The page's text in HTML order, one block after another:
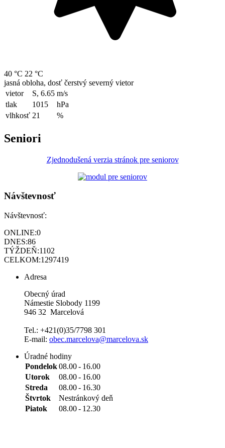
40 °C 22 °C
jasná obloha, dosť čerstvý severný vietor
vietor
S, 6.65 m/s
tlak
1015
hPa
vlhkosť 21 %
Seniori
Zjednodušená verzia stránok pre seniorov
Návštevnosť
Návštevnosť:
ONLINE:0
DNES:86
TÝŽDEŇ:1102
CELKOM:1297419
Adresa
Obecný úrad
Námestie Slobody 1199
946 32 Marcelová
Tel.: +421(0)35/7798 301
E-mail: obec.marcelova@marcelova.sk
Úradné hodiny
Pondelok08.00- 16.00
Utorok
08.00- 16.00
Streda
08.00- 16.30
Štvrtok
Nestránkový deň
Piatok
08.00- 12.30